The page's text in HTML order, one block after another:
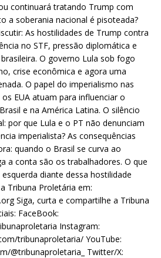
continuará tratando Trump com
a soberania nacional é pisoteada?
As hostilidades de Trump contra
no STF, pressão diplomática e
O governo Lula sob fogo
crise econômica e agora uma
O papel do imperialismo nas
EUA atuam para influenciar o
e na América Latina. O silêncio
por que Lula e o PT não denunciam
imperialista? As consequências
quando o Brasil se curva ao
a conta são os trabalhadores. O que
diante dessa hostilidade
Tribuna Proletária em:
Siga, curta e compartilhe a Tribuna
FaceBook:
Instagram:
tribunaproletaria/ YouTube:
@tribunaproletaria_ Twitter/X: